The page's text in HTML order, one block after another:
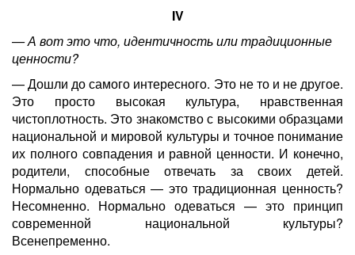
IV
— А вот это что, идентичность или традиционные
ценности?
— Дошли до самого интересного. Это не то и не другое.
Это просто высокая культура, нравственная
чистоплотность. Это знакомство с высокими образцами
национальной и мировой культуры и точное понимание
их полного совпадения и равной ценности. И конечно,
родители, способные отвечать за своих детей.
Нормально одеваться — это традиционная ценность?
Несомненно. Нормально одеваться — это принцип
современной национальной культуры?
Всенепременно.